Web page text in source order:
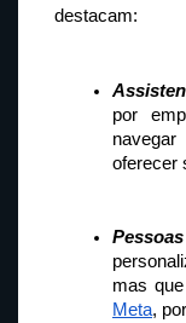
destacam:
por
oferecer
Meta,